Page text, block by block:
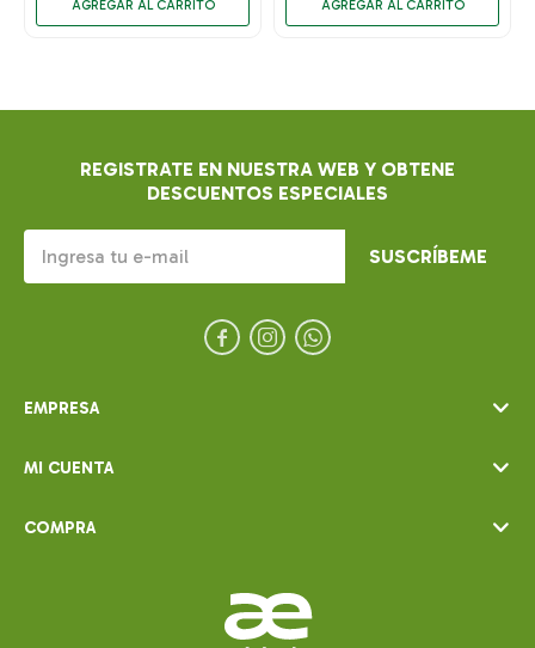
EMPRESA
MI CUENTA
COMPRA
REGISTRATE EN NUESTRA WEB Y OBTENE
DESCUENTOS ESPECIALES
SUSCRÍBEME
  